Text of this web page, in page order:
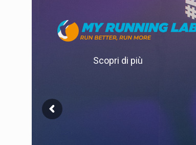
Scopri di più